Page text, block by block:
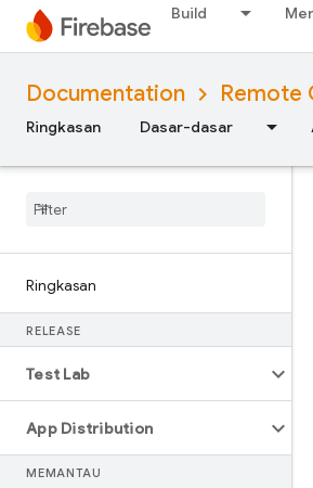
Build
Documentation Remote
Ringkasan Dasar-dasar
Ringkasan
RELEASE
Test Lab
App Distribution
MEMANTAU